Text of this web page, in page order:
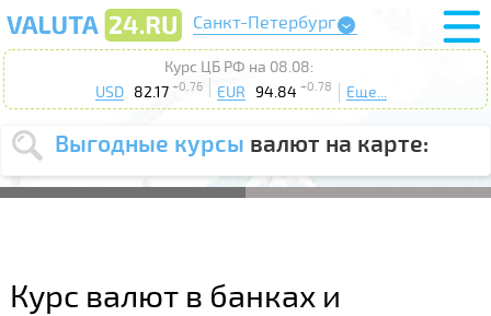
Санкт-Петербург
Курс ЦБ РФ на 08.08:
USD
82.17 +0.76 EUR 94.84 +0.78 Еще...
Выгодные курсы валют на карте:
Выберите
USD EUR
Выберите
Курс валют в банках и